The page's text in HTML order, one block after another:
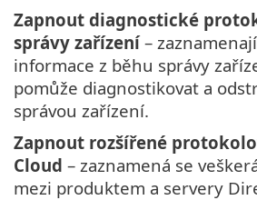
Zapnout diagnostické
správy zařízení–
informace z běhu správy
pomůže diagnostikovat a
správou zařízení.
Zapnout rozšířené
Cloud – zaznamená se
mezi produktem a servery